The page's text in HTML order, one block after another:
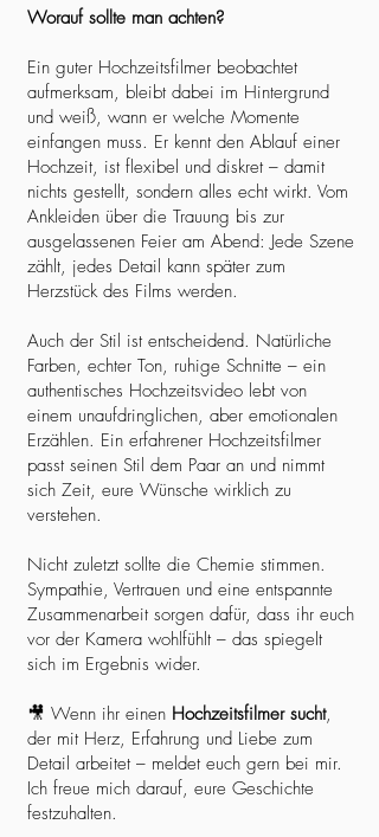
Worauf sollte man achten?
Ein guter Hochzeitsfilmer beobachtet
aufmerksam, bleibt dabei im Hintergrund
und weiß, wann er welche Momente
einfangen muss. Er kennt den Ablauf einer
Hochzeit, ist flexibel und diskret – damit
nichts gestellt, sondern alles echt wirkt. Vom
Ankleiden über die Trauung bis zur
ausgelassenen Feier am Abend: Jede Szene
zählt, jedes Detail kann später zum
Herzstück des Films werden.
Auch der Stil ist entscheidend. Natürliche
Farben, echter Ton, ruhige Schnitte – ein
authentisches Hochzeitsvideo lebt von
einem unaufdringlichen, aber emotionalen
Erzählen. Ein erfahrener Hochzeitsfilmer
passt seinen Stil dem Paar an und nimmt
sich Zeit, eure Wünsche wirklich zu
verstehen.
Nicht zuletzt sollte die Chemie stimmen.
Sympathie, Vertrauen und eine entspannte
Zusammenarbeit sorgen dafür, dass ihr euch
vor der Kamera wohlfühlt – das spiegelt
sich im Ergebnis wider.
🎥 Wenn ihr einen Hochzeitsfilmer sucht,
der mit Herz, Erfahrung und Liebe zum
Detail arbeitet – meldet euch gern bei mir.
Ich freue mich darauf, eure Geschichte
festzuhalten.